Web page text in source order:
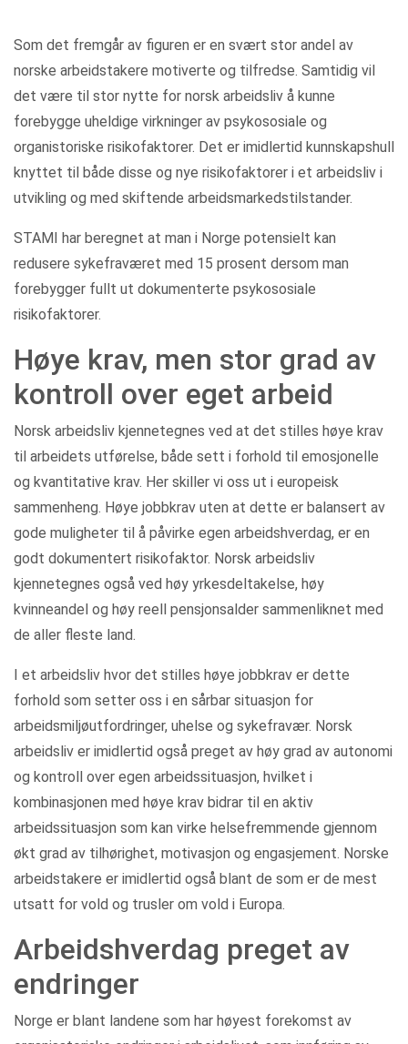
Som det fremgår av figuren er en svært stor andel av
norske arbeidstakere motiverte og tilfredse. Samtidig vil
det være til stor nytte for norsk arbeidsliv å kunne
forebygge uheldige virkninger av psykososiale og
organistoriske risikofaktorer. Det er imidlertid kunnskapshull
knyttet til både disse og nye risikofaktorer i et arbeidsliv i
utvikling og med skiftende arbeidsmarkedstilstander.
STAMI har beregnet at man i Norge potensielt kan
redusere sykefraværet med 15 prosent dersom man
forebygger fullt ut dokumenterte psykososiale
risikofaktorer.
Høye krav, men stor grad av
kontroll over eget arbeid
Norsk arbeidsliv kjennetegnes ved at det stilles høye krav
til arbeidets utførelse, både sett i forhold til emosjonelle
og kvantitative krav. Her skiller vi oss ut i europeisk
sammenheng. Høye jobbkrav uten at dette er balansert av
gode muligheter til å påvirke egen arbeidshverdag, er en
godt dokumentert risikofaktor. Norsk arbeidsliv
kjennetegnes også ved høy yrkesdeltakelse, høy
kvinneandel og høy reell pensjonsalder sammenliknet med
de aller fleste land.
I et arbeidsliv hvor det stilles høye jobbkrav er dette
forhold som setter oss i en sårbar situasjon for
arbeidsmiljøutfordringer, uhelse og sykefravær. Norsk
arbeidsliv er imidlertid også preget av høy grad av autonomi
og kontroll over egen arbeidssituasjon, hvilket i
kombinasjonen med høye krav bidrar til en aktiv
arbeidssituasjon som kan virke helsefremmende gjennom
økt grad av tilhørighet, motivasjon og engasjement. Norske
arbeidstakere er imidlertid også blant de som er de mest
utsatt for vold og trusler om vold i Europa.
Arbeidshverdag preget av
endringer
Norge er blant landene som har høyest forekomst av